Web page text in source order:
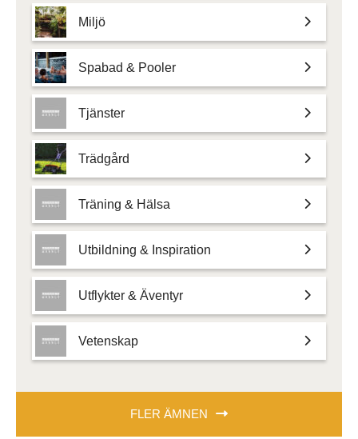
Miljö
Spabad & Pooler
Tjänster
Trädgård
Träning & Hälsa
Utbildning & Inspiration
Utflykter & Äventyr
Vetenskap
FLER ÄMNEN